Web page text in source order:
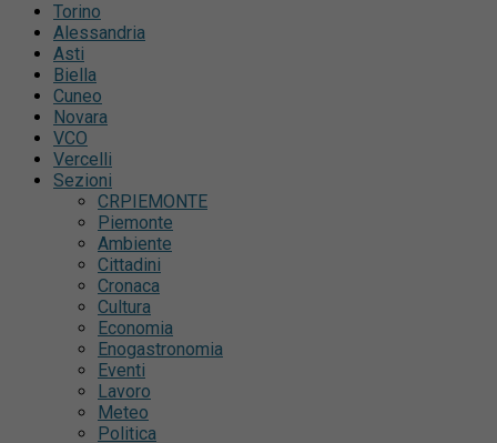
Torino
Alessandria
Asti
Biella
Cuneo
Novara
VCO
Vercelli
Sezioni
CRPIEMONTE
Piemonte
Ambiente
Cittadini
Cronaca
Cultura
Economia
Enogastronomia
Eventi
Lavoro
Meteo
Politica